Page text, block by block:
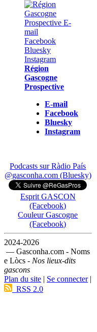
Région
Gascogne
Prospective
E-mail
Facebook
Bluesky
Instagram
Podcasts sur Ràdio País
@gasconha.com (Bluesky)
Esprit GASCON
(Facebook)
Couleur Gascogne
(Facebook)
2024-2026
— Gasconha.com - Noms
e Lòcs - Nos lieux-dits
gascons
Plan du site | Se connecter|
RSS 2.0